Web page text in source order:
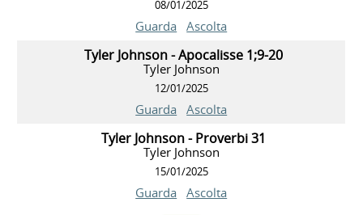
08/01/2025
Guarda Ascolta
Tyler Johnson - Apocalisse 1;9-20
Tyler Johnson
12/01/2025
Guarda Ascolta
Tyler Johnson - Proverbi 31
Tyler Johnson
15/01/2025
Guarda Ascolta